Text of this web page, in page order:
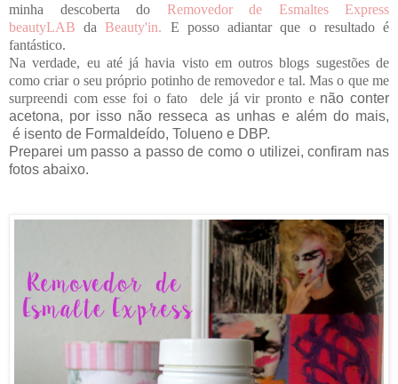
minha descoberta do Removedor de Esmaltes Express
beautyLABdaBeauty'in. E posso adiantar que o resultado é
fantástico.
Na verdade, eu até já havia visto em outros blogs sugestões de
como criar o seu próprio potinho de removedor e tal. Mas o que me
surpreendi com esse foi o fato dele já vir pronto e não conter
acetona, por isso não resseca as unhas e além do mais,
é isento de Formaldeído, Tolueno e DBP.
Preparei um passo a passo de como o utilizei, confiram nas
fotos abaixo.